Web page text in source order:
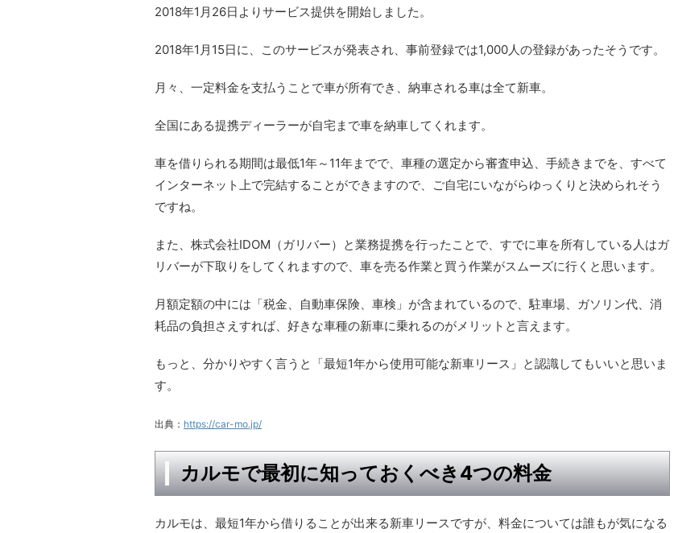
2018年1月26日よりサービス提供を開始しました。
2018年1月15日に、このサービスが発表され、事前登録では1,000人の登録があったそうです。
月々、一定料金を支払うことで車が所有でき、納車される車は全て新車。
全国にある提携ディーラーが自宅まで車を納車してくれます。
車を借りられる期間は最低1年～11年までで、車種の選定から審査申込、手続きまでを、すべて
インターネット上で完結することができますので、ご自宅にいながらゆっくりと決められそう
ですね。
また、株式会社IDOM（ガリバー）と業務提携を行ったことで、すでに車を所有している人はガ
リバーが下取りをしてくれますので、車を売る作業と買う作業がスムーズに行くと思います。
月額定額の中には「税金、自動車保険、車検」が含まれているので、駐車場、ガソリン代、消
耗品の負担さえすれば、好きな車種の新車に乗れるのがメリットと言えます。
もっと、分かりやすく言うと「最短1年から使用可能な新車リース」と認識してもいいと思いま
す。
出典： https://car-mo.jp/
カルモで最初に知っておくべき4つの料金
カルモは、最短1年から借りることが出来る新車リースですが、料金については誰もが気になる